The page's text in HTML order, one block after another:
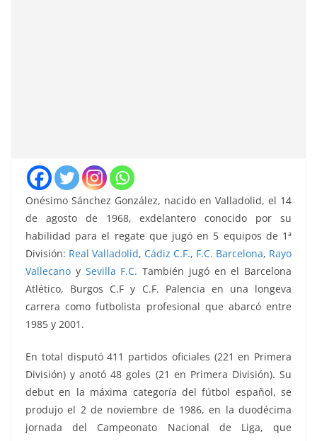
Onésimo Sánchez González, nacido en Valladolid, el 14
de agosto de 1968, exdelantero conocido por su
habilidad para el regate que jugó en 5 equipos de 1ª
División: Real Valladolid, Cádiz C.F., F.C. Barcelona, Rayo
Vallecano y Sevilla F.C. También jugó en el Barcelona
Atlético, Burgos C.F y C.F. Palencia en una longeva
carrera como futbolista profesional que abarcó entre
1985 y 2001.
En total disputó 411 partidos oficiales (221 en Primera
División) y anotó 48 goles (21 en Primera División). Su
debut en la máxima categoría del fútbol español, se
produjo el 2 de noviembre de 1986, en la duodécima
jornada del Campeonato Nacional de Liga, que